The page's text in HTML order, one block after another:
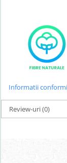
Informatii
Review-uri(0)